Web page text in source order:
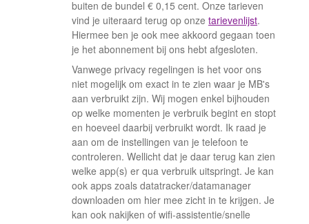
buiten de bundel € 0,15 cent. Onze tarieven
vind je uiteraard terug op onze tarievenlijst.
Hiermee ben je ook mee akkoord gegaan toen
je het abonnement bij ons hebt afgesloten.
Vanwege privacy regelingen is het voor ons
niet mogelijk om exact in te zien waar je MB's
aan verbruikt zijn. Wij mogen enkel bijhouden
op welke momenten je verbruik begint en stopt
en hoeveel daarbij verbruikt wordt. Ik raad je
aan om de instellingen van je telefoon te
controleren. Wellicht dat je daar terug kan zien
welke app(s) er qua verbruik uitspringt. Je kan
ook apps zoals datatracker/datamanager
downloaden om hier mee zicht in te krijgen. Je
kan ook nakijken of wifi-assistentie/snelle